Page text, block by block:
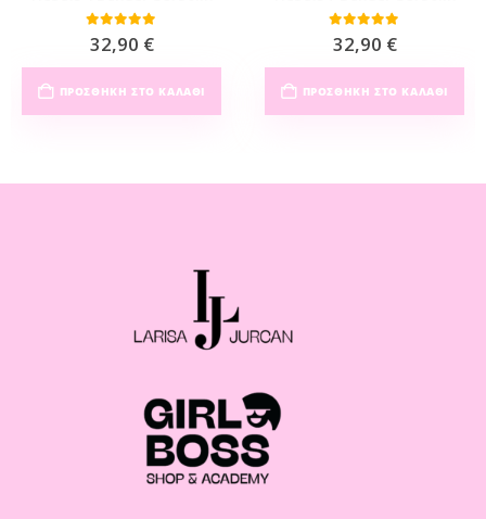
0out of 5
32,90 €
ΠΡΟΣΘΉΚΗ ΣΤΟ ΚΑΛΆΘΙ
0out of 5
32,90 €
ΠΡΟΣΘΉΚΗ ΣΤΟ ΚΑΛΆΘΙ